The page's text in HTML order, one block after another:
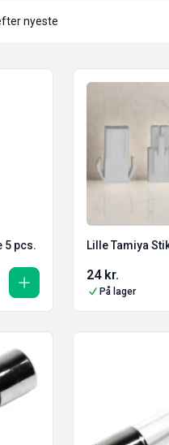
5 pcs. Lille Tamiya
24 kr.
På lager